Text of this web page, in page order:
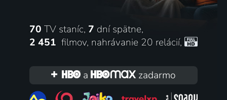
Chalupáři
1975 | Československo | Komédia
70 TV staníc, 7 dní spätne,
2 451 filmov, nahrávanie 20 relácií,
a zadarmo